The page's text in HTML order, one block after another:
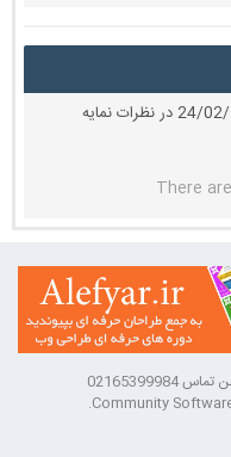
There
Community